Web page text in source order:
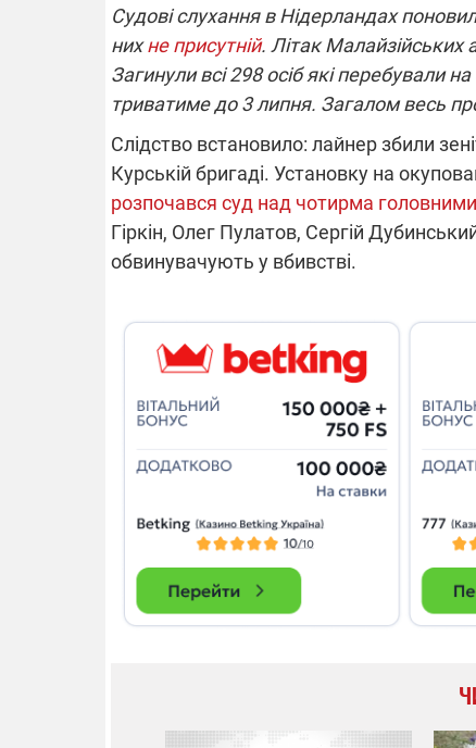
Судові слухання в Нідерландах
нихне присутній. Літак Малайзійських
Загинули всі 298 осіб які перебували
триватиме до 3 липня. Загалом весь
Слідство встановило: лайнер збили
Курській бригаді. Установку на
розпочався суд над чотирма
Гіркін, Олег Пулатов, Сергій
обвинувачують у вбивстві.
"Око та
РЕБ і
збір
бригад ЗСУ